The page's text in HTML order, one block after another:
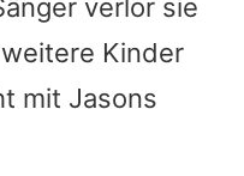
verlor sie
Kinder
mit Jasons